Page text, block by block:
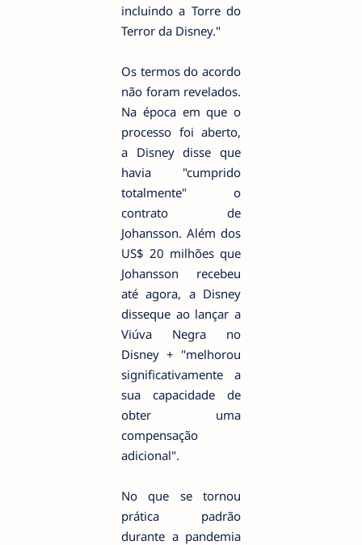
incluindo a Torre do
Terror da Disney."
Os termos do acordo
não foram revelados.
Na época em que o
processo foi aberto,
a Disney disse que
havia "cumprido
totalmente" o
contrato de
Johansson. Além dos
US$ 20 milhões que
Johansson recebeu
até agora, a Disney
disseque ao lançar a
Viúva Negra no
Disney + "melhorou
significativamente a
sua capacidade de
obter uma
compensação
adicional".
No que se tornou
prática padrão
durante a pandemia